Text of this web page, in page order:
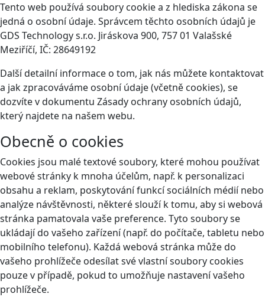
Tento web používá soubory cookie a z hlediska zákona se
jedná o osobní údaje. Správcem těchto osobních údajů je
GDS Technology s.r.o. Jiráskova 900, 757 01 Valašské
Meziříčí, IČ: 28649192
Další detailní informace o tom, jak nás můžete kontaktovat
a jak zpracováváme osobní údaje (včetně cookies), se
dozvíte v dokumentu Zásady ochrany osobních údajů,
který najdete na našem webu.
Obecně o cookies
Cookies jsou malé textové soubory, které mohou používat
webové stránky k mnoha účelům, např. k personalizaci
obsahu a reklam, poskytování funkcí sociálních médií nebo
analýze návštěvnosti, některé slouží k tomu, aby si webová
stránka pamatovala vaše preference. Tyto soubory se
ukládají do vašeho zařízení (např. do počítače, tabletu nebo
mobilního telefonu). Každá webová stránka může do
vašeho prohlížeče odesílat své vlastní soubory cookies
pouze v případě, pokud to umožňuje nastavení vašeho
prohlížeče.